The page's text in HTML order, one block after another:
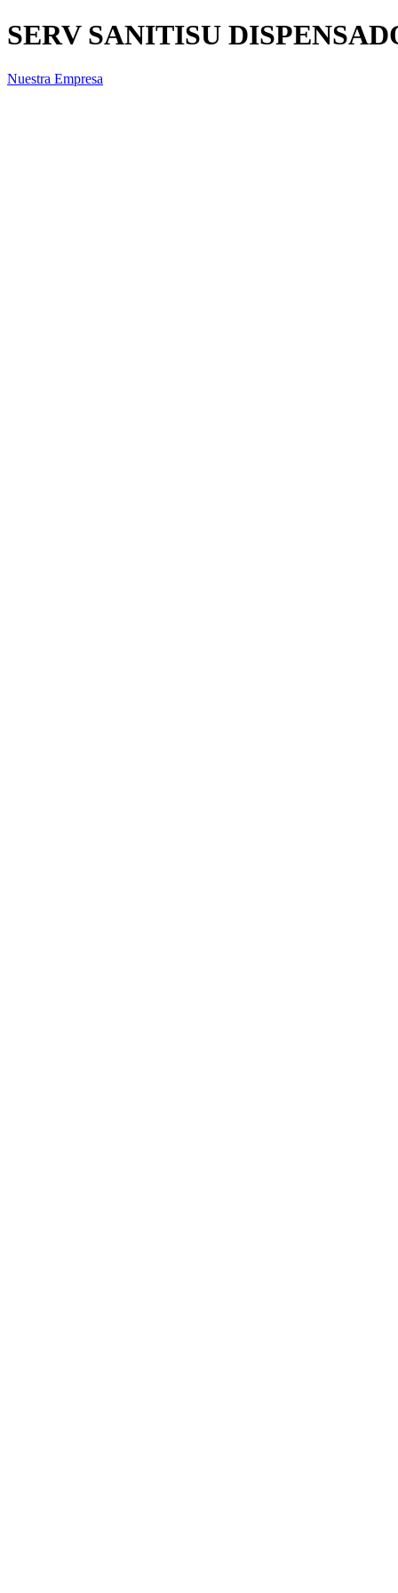
SERV SANITISU
Nuestra Empresa